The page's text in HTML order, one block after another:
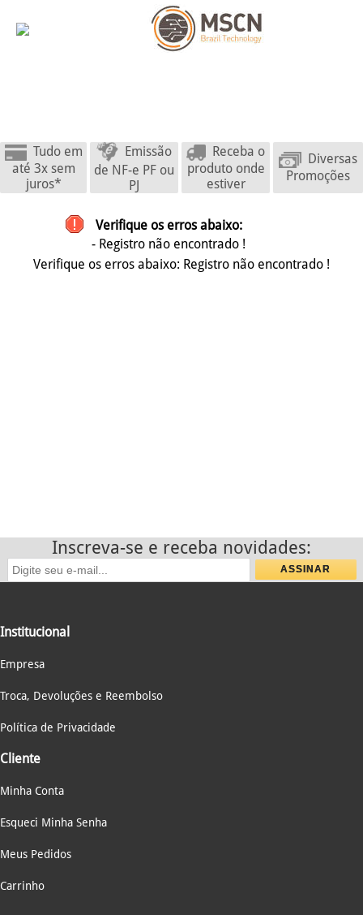
Tudo em
até 3x sem
juros*
Emissão
de NF-e PF ou
PJ
Receba o
produto onde
estiver
Diversas
Promoções
Verifique os erros abaixo:
- Registro não encontrado !
Verifique os erros abaixo: Registro não encontrado !
Inscreva-se e receba novidades:
Institucional
Empresa
Troca, Devoluções e Reembolso
Política de Privacidade
Cliente
Minha Conta
Esqueci Minha Senha
Meus Pedidos
Carrinho